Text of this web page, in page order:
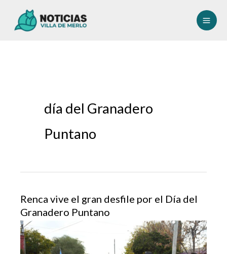
día del Granadero
Puntano
Renca vive el gran desfile por el Día del
Granadero Puntano